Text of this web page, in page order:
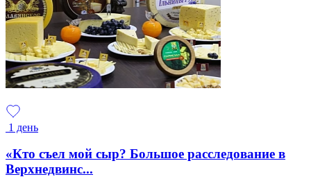
1 день
«Кто съел мой сыр? Большое расследование в
Верхнедвинс...